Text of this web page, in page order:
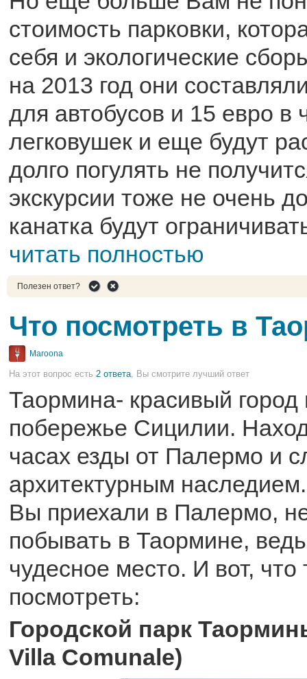
стоимость парковки,
себя и экологические
на 2013 год они
для автобусов и 15 евро в
легковушек и еще будут
долго погулять не
экскурсии тоже не очень
канатка будут
читать полностью
Полезен ответ?
Что посмотреть в
Maroona
На этот вопрос есть 2 ответа , Вы смотрите лучший ответ
Таормина- красивый город
побережье Сицилии.
часах езды от Палермо и
архитектурным
Вы приехали в Палермо,
побывать в Таормине,
чудесное место. И вот,
посмотреть:
Городской парк
Villa Comunale)